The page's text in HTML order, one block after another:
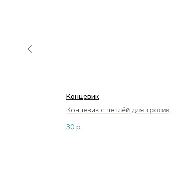
Концевик
Концевик с петлёй для тросика
30 р.